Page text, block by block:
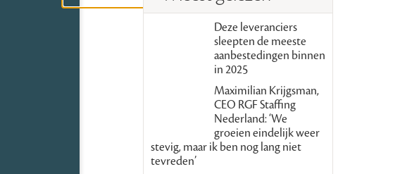
Deze leveranciers
sleepten de meeste
aanbestedingen binnen
in 2025
Maximilian Krijgsman,
CEO RGF Staffing
Nederland: ‘We
groeien eindelijk weer
stevig, maar ik ben nog lang niet
tevreden’